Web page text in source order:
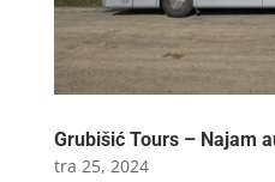
Grubišić Tours – Najam
tra 25, 2024